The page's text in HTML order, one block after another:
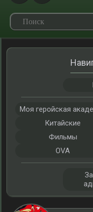
Моя геройская
Китайские
Фильмы
OVA